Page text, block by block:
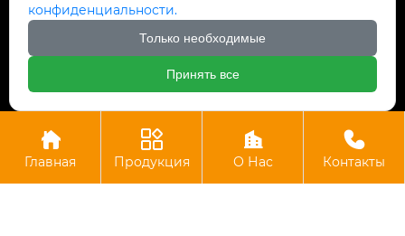

Авторское право©ООО Импорт и экспорт Уси Футао

Главная

Продукция

О Нас

Контакты
конфиденциальности.
Только необходимые
Принять все